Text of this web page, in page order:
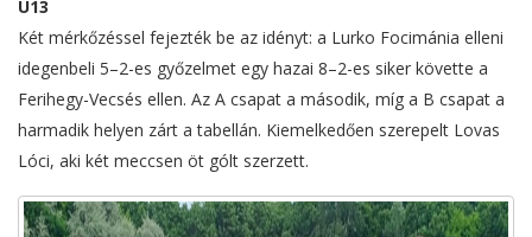
U13
Két mérkőzéssel fejezték be az idényt: a Lurko Focimánia elleni
idegenbeli 5–2-es győzelmet egy hazai 8–2-es siker követte a
Ferihegy-Vecsés ellen. Az A csapat a második, míg a B csapat a
harmadik helyen zárt a tabellán. Kiemelkedően szerepelt Lovas
Lóci, aki két meccsen öt gólt szerzett.